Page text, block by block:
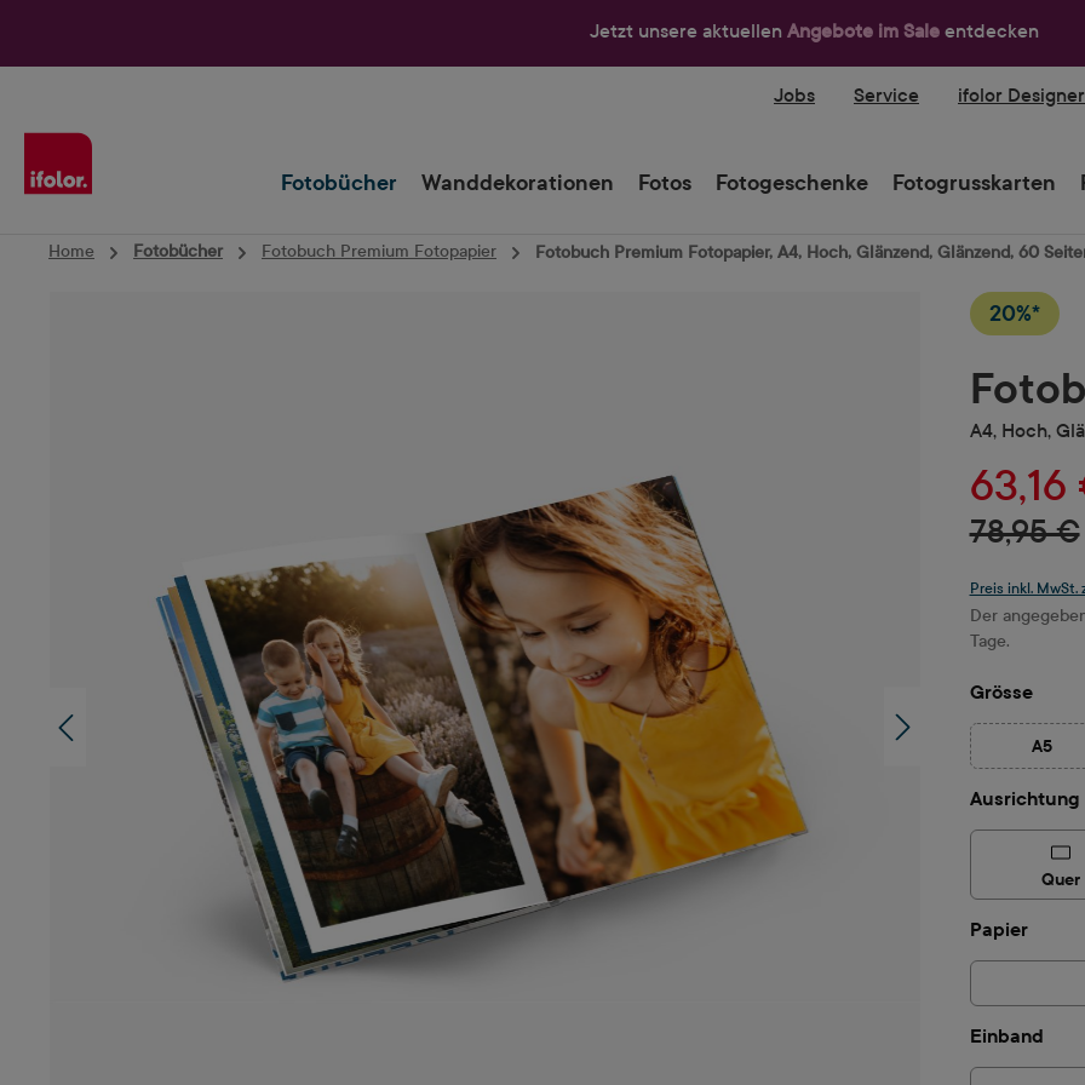
Jetzt unsere aktuellen Angebote im Sale entdecken
Jobs Service ifolor
Fotobücher Wanddekorationen Fotos Fotogeschenke Fotogrusskarten
Home Fotobücher Fotobuch Premium Fotopapier Fotobuch Premium Fotopapier, A4, Hoch, Glänzend, Glänzend, 60
20%*
A4, Hoch,
63,16
78,95 €
Preis inkl.
Der
Tage.
Grösse
A5
Ausrichtung
Quer
Papier
Einband